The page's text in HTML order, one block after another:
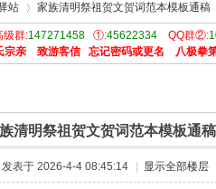
站 家族清明祭祖贺文贺词范本模板通稿
级群:147271458①:45622334QQ群②:
宗亲 致游客信 忘记密码或更名 八极拳
清明祭祖贺文贺词范本模板通稿
发表于 2026-4-4 08:45:14 显示全部楼层